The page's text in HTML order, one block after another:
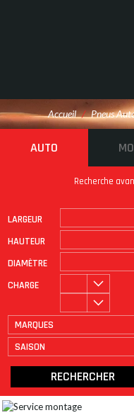
Accueil / Pneus
AUTO
Recherche
LARGEUR
HAUTEUR
DIAMÈTRE
CHARGE
MARQUES
SAISON